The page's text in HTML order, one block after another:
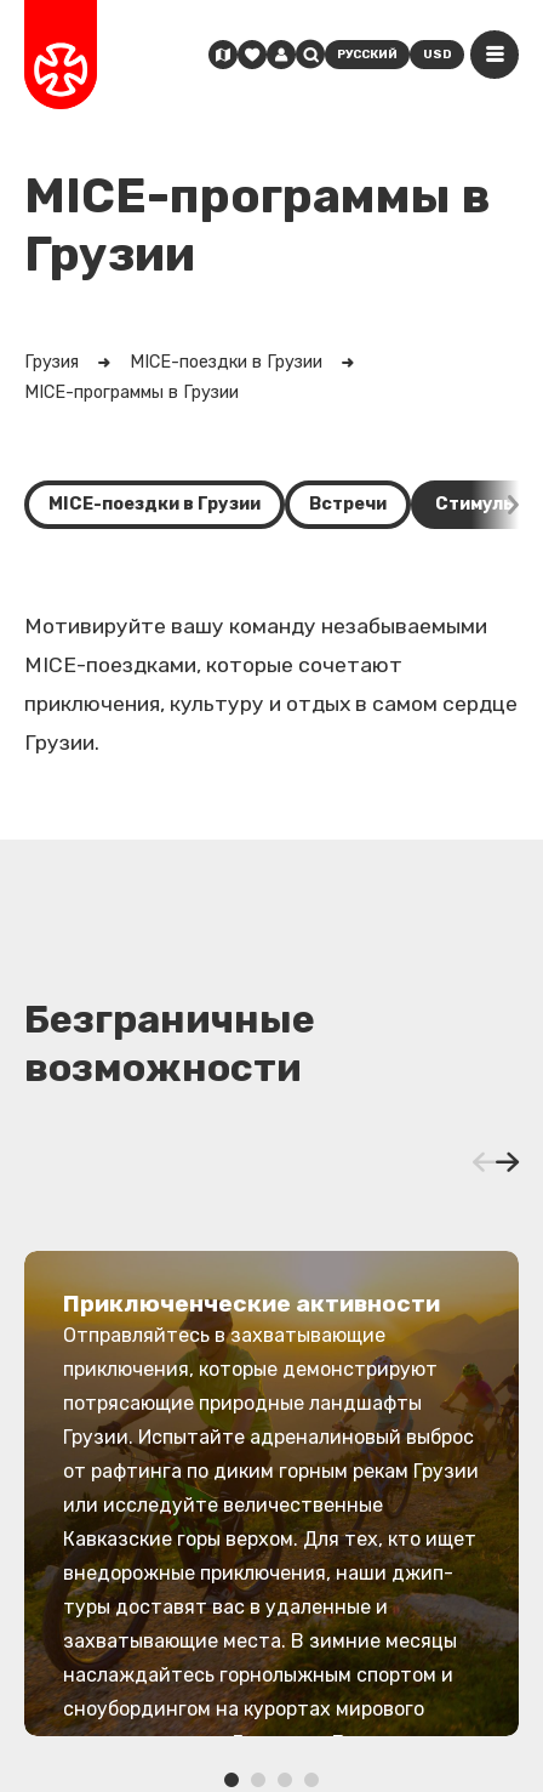
РУССКИЙ USD
MICE-программы в
Грузии
Грузия
MICE-поездки в Грузии
MICE-программы в Грузии
MICE-поездки в Грузии Встречи Стимулы
Мотивируйте вашу команду незабываемыми
MICE-поездками, которые сочетают
приключения, культуру и отдых в самом сердце
Грузии.
Безграничные
возможности
Приключенческие активности
Отправляйтесь в захватывающие
приключения, которые демонстрируют
потрясающие природные ландшафты
Грузии. Испытайте адреналиновый выброс
от рафтинга по диким горным рекам Грузии
или исследуйте величественные
Кавказские горы верхом. Для тех, кто ищет
внедорожные приключения, наши джип-
туры доставят вас в удаленные и
захватывающие места. В зимние месяцы
наслаждайтесь горнолыжным спортом и
сноубордингом на курортах мирового
класса, таких как Гудаури и Бакуриани.